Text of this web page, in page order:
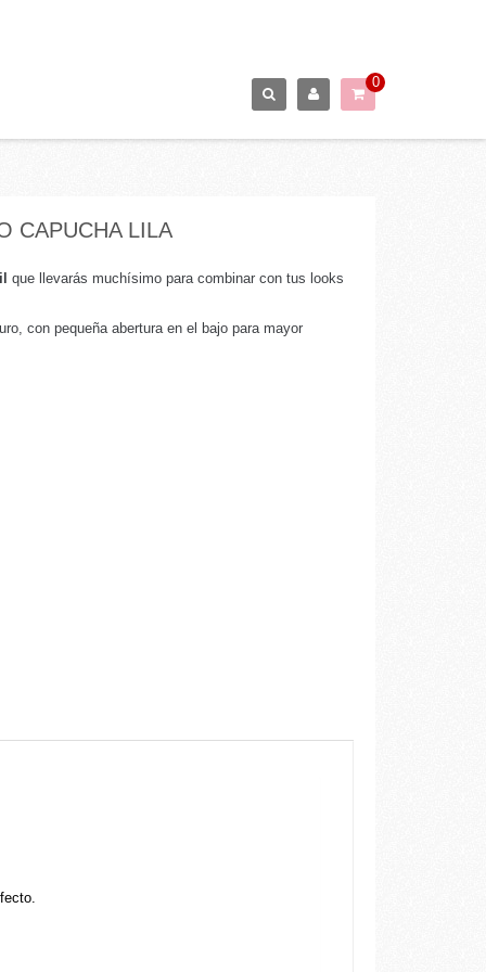
0
CAPUCHA LILA
que llevarás muchísimo para combinar con tus looks
con pequeña abertura en el bajo para mayor